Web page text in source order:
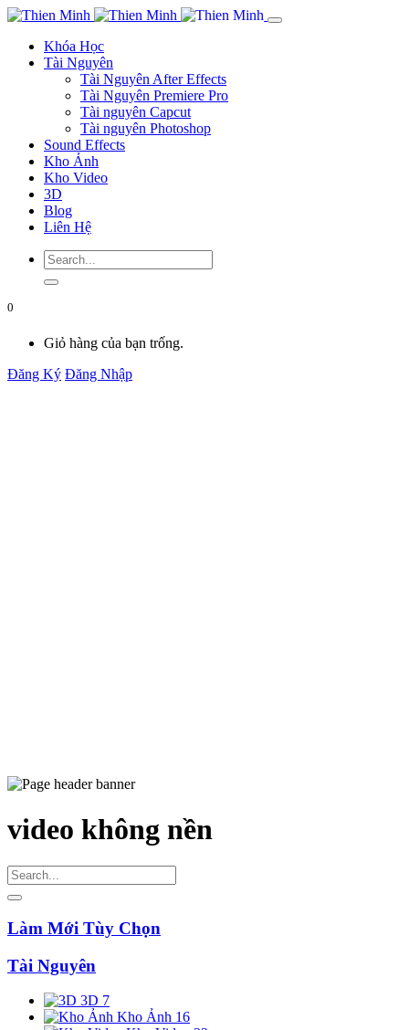
Khóa Học
Tài Nguyên
Tài Nguyên After Effects
Tài Nguyên Premiere Pro
Tài nguyên Capcut
Tài nguyên Photoshop
Sound Effects
Kho Ảnh
Kho Video
3D
Blog
Liên Hệ
0
Giỏ hàng của bạn trống.
Đăng Ký Đăng Nhập
video không nền
Làm Mới Tùy Chọn
Tài Nguyên
3D 7
Kho Ảnh 16